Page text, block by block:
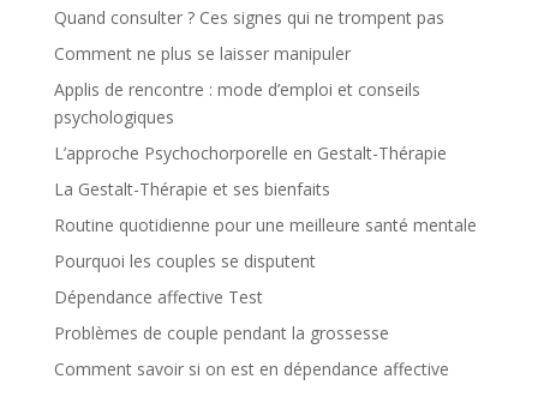
Quand consulter ? Ces signes qui ne trompent pas
Comment ne plus se laisser manipuler
Applis de rencontre : mode d’emploi et conseils
psychologiques
L’approche Psychochorporelle en Gestalt-Thérapie
La Gestalt-Thérapie et ses bienfaits
Routine quotidienne pour une meilleure santé mentale
Pourquoi les couples se disputent
Dépendance affective Test
Problèmes de couple pendant la grossesse
Comment savoir si on est en dépendance affective